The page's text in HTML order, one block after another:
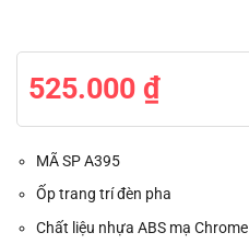
525.000 ₫
MÃ SP A395
Ốp trang trí đèn pha
Chất liệu nhựa ABS mạ Chrome